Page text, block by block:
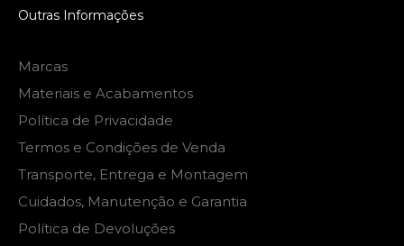
Outras Informações
Marcas
Materiais e Acabamentos
Política de Privacidade
Termos e Condições de Venda
Transporte, Entrega e Montagem
Cuidados, Manutenção e Garantia
Política de Devoluções